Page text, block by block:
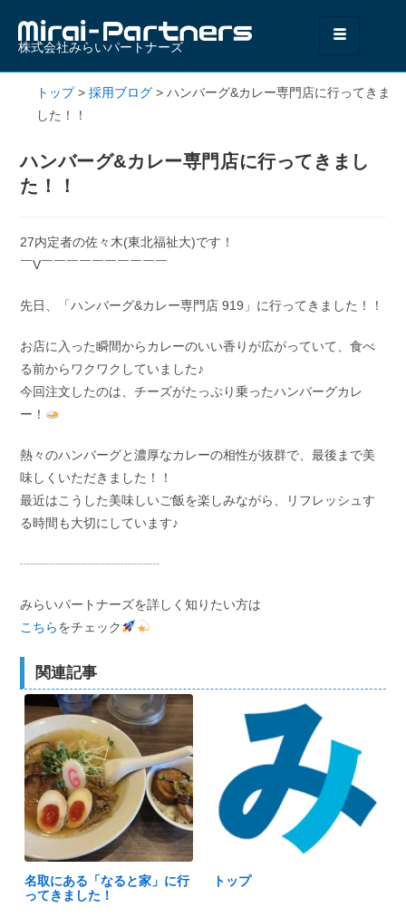
株式会社みらいパートナーズ
トップ> 採用ブログ > ハンバーグ&カレー専門店に行ってきま
した！！
ハンバーグ&カレー専門店に行ってきまし
た！！
27内定者の佐々木(東北福祉大)です！
￣V￣￣￣￣￣￣￣￣￣￣
先日、「ハンバーグ&カレー専門店 919」に行ってきました！！
お店に入った瞬間からカレーのいい香りが広がっていて、食べ
る前からワクワクしていました♪
今回注文したのは、チーズがたっぷり乗ったハンバーグカレ
ー！
熱々のハンバーグと濃厚なカレーの相性が抜群で、最後まで美
味しくいただきました！！
最近はこうした美味しいご飯を楽しみながら、リフレッシュす
る時間も大切にしています♪
┈┈┈┈┈┈┈┈┈┈┈
みらいパートナーズを詳しく知りたい方は
こちらをチェック
関連記事
名取にある「なると家」に行
ってきました！
トップ